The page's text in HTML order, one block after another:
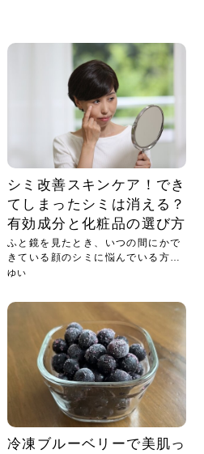
シミ改善スキンケア！でき
てしまったシミは消える？
有効成分と化粧品の選び方
ふと鏡を見たとき、いつの間にかで
きている顔のシミに悩んでいる方も
多い...
ゆい
冷凍ブルーベリーで美肌っ